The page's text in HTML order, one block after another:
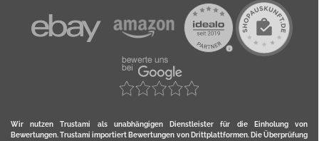
Wir nutzen Trustami als unabhängigen Dienstleister für die Einholung von
Bewertungen. Trustami importiert Bewertungen von Drittplattformen. Die Überprüfung